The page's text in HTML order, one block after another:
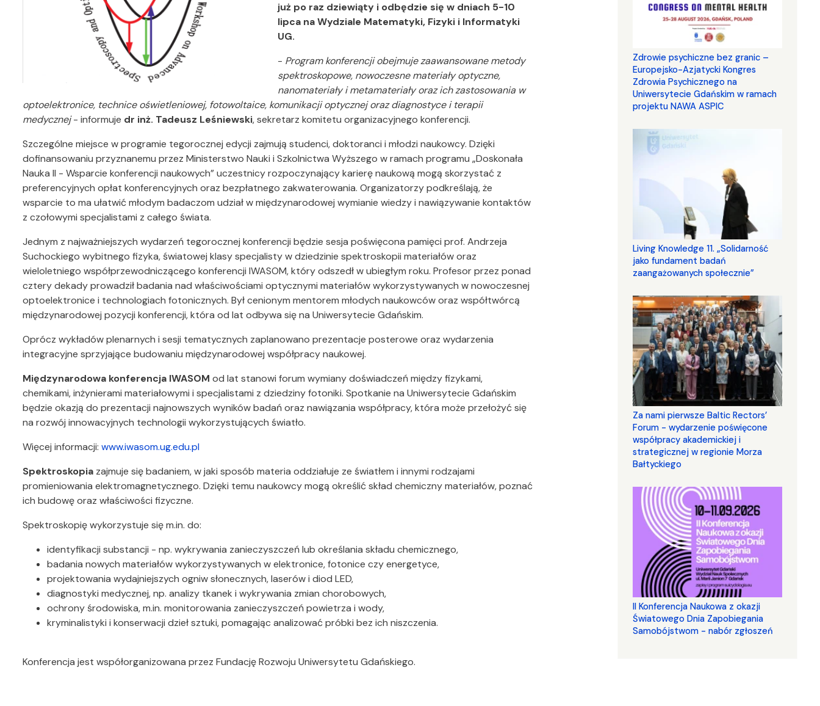
już po raz dziewiąty i odbędzie się w dniach 5-10
lipca na Wydziale Matematyki, Fizyki i Informatyki
UG.
- Program konferencji obejmuje zaawansowane metody
spektroskopowe, nowoczesne materiały optyczne,
nanomateriały i metamateriały oraz ich zastosowania w
optoelektronice, technice oświetleniowej, fotowoltaice, komunikacji optycznej oraz diagnostyce i terapii
medycznej- informuje dr inż. Tadeusz Leśniewski, sekretarz komitetu organizacyjnego konferencji.
Szczególne miejsce w programie tegorocznej edycji zajmują studenci, doktoranci i młodzi naukowcy. Dzięki
dofinansowaniu przyznanemu przez Ministerstwo Nauki i Szkolnictwa Wyższego w ramach programu „Doskonała
Nauka II - Wsparcie konferencji naukowych” uczestnicy rozpoczynający karierę naukową mogą skorzystać z
preferencyjnych opłat konferencyjnych oraz bezpłatnego zakwaterowania. Organizatorzy podkreślają, że
wsparcie to ma ułatwić młodym badaczom udział w międzynarodowej wymianie wiedzy i nawiązywanie kontaktów
z czołowymi specjalistami z całego świata.
Jednym z najważniejszych wydarzeń tegorocznej konferencji będzie sesja poświęcona pamięci prof. Andrzeja
Suchockiego wybitnego fizyka, światowej klasy specjalisty w dziedzinie spektroskopii materiałów oraz
wieloletniego współprzewodniczącego konferencji IWASOM, który odszedł w ubiegłym roku. Profesor przez ponad
cztery dekady prowadził badania nad właściwościami optycznymi materiałów wykorzystywanych w nowoczesnej
optoelektronice i technologiach fotonicznych. Był cenionym mentorem młodych naukowców oraz współtwórcą
międzynarodowej pozycji konferencji, która od lat odbywa się na Uniwersytecie Gdańskim.
Oprócz wykładów plenarnych i sesji tematycznych zaplanowano prezentacje posterowe oraz wydarzenia
integracyjne sprzyjające budowaniu międzynarodowej współpracy naukowej.
Międzynarodowa konferencja IWASOM od lat stanowi forum wymiany doświadczeń między fizykami,
chemikami, inżynierami materiałowymi i specjalistami z dziedziny fotoniki. Spotkanie na Uniwersytecie Gdańskim
będzie okazją do prezentacji najnowszych wyników badań oraz nawiązania współpracy, która może przełożyć się
na rozwój innowacyjnych technologii wykorzystujących światło.
Więcej informacji: www.iwasom.ug.edu.pl
Spektroskopia zajmuje się badaniem, w jaki sposób materia oddziałuje ze światłem i innymi rodzajami
promieniowania elektromagnetycznego. Dzięki temu naukowcy mogą określić skład chemiczny materiałów, poznać
ich budowę oraz właściwości fizyczne.
Spektroskopię wykorzystuje się m.in. do:
identyfikacji substancji - np. wykrywania zanieczyszczeń lub określania składu chemicznego,
badania nowych materiałów wykorzystywanych w elektronice, fotonice czy energetyce,
projektowania wydajniejszych ogniw słonecznych, laserów i diod LED,
diagnostyki medycznej, np. analizy tkanek i wykrywania zmian chorobowych,
ochrony środowiska, m.in. monitorowania zanieczyszczeń powietrza i wody,
kryminalistyki i konserwacji dzieł sztuki, pomagając analizować próbki bez ich niszczenia.
Konferencja jest współorganizowana przez Fundację Rozwoju Uniwersytetu Gdańskiego.
Zdrowie psychiczne bez granic –
Europejsko-Azjatycki Kongres
Zdrowia Psychicznego na
Uniwersytecie Gdańskim w ramach
projektu NAWA ASPIC
Living Knowledge 11. „Solidarność
jako fundament badań
zaangażowanych społecznie”
Za nami pierwsze Baltic Rectors’
Forum - wydarzenie poświęcone
współpracy akademickiej i
strategicznej w regionie Morza
Bałtyckiego
II Konferencja Naukowa z okazji
Światowego Dnia Zapobiegania
Samobójstwom - nabór zgłoszeń